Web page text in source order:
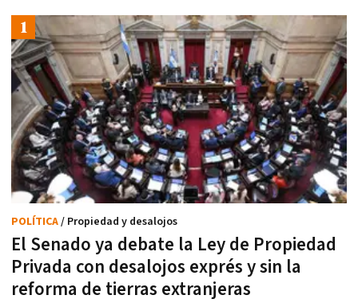
El Senado ya debate la Ley de Propiedad
Privada con desalojos exprés y sin la
reforma de tierras extranjeras
POLÍTICA/ Propiedad y desalojos